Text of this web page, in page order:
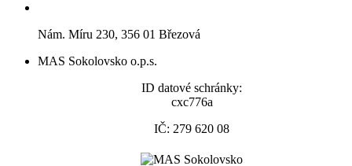
Nám. Míru 230, 356 01 Březová
MAS Sokolovsko o.p.s.
ID datové schránky:
cxc776a
IČ: 279 620 08